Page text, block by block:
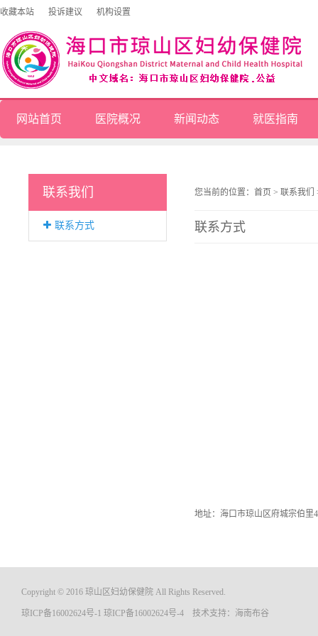
收藏本站 投诉建议 机构设置
网站首页 医院概况 新闻动态 就医指南
联系我们
联系方式
您当前的位置： 首页 > 联系我们
联系方式
地址：海口市琼山区府城宗伯里
Copyright © 2016 琼山区妇幼保健院 All Rights Reserved.
琼ICP备16002624号-1 琼ICP备16002624号-4 技术支持： 海南布谷